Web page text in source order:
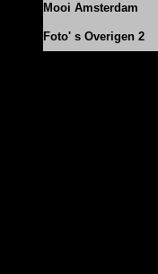
Mooi Amsterdam
Foto' s Overigen 2